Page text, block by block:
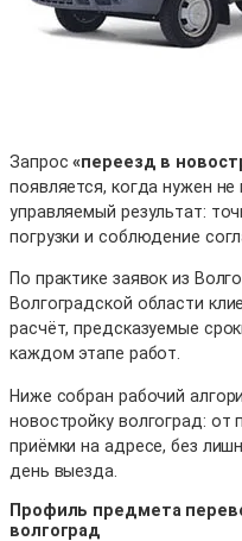
Запрос«переезд в
появляется, когда нужен
управляемый результат:
погрузки и соблюдение
По практике заявок из
Волгоградской области
расчёт, предсказуемые
каждом этапе работ.
Ниже собран рабочий
новостройку волгоград: от
приёмки на адресе, без
день выезда.
Профиль предмета
волгоград